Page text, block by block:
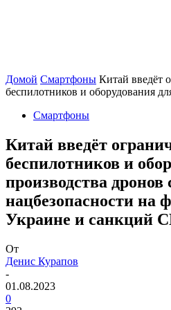
Домой Смартфоны Китай введёт
беспилотников и оборудования
Смартфоны
Китай введёт
беспилотников и
производства
нацбезопасности на
Украине и санкций
От
Денис Курапов
-
01.08.2023
0